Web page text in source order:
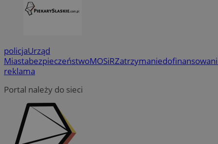
policjaUrząd
MiastabezpieczeństwoMOSiRZatrzymanie
reklama
Portal należy do sieci